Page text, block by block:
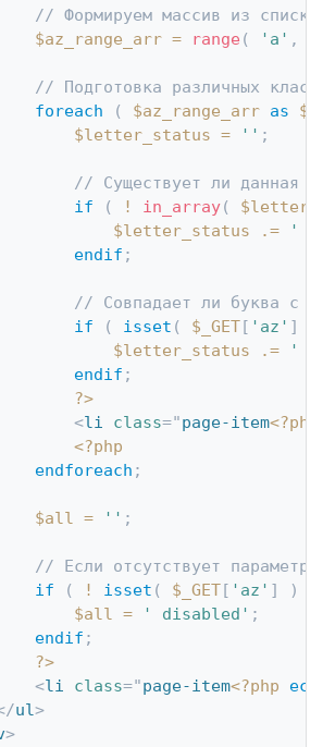
// Формируем массив из
$az_range_arr = range ( 'a' ,
// Подготовка различных
foreach
( $az_range_arr as
$letter_status = '' ;
// Существует ли
if
( ! in_array( $letter
$letter_status
.=
'
endif ;
// Совпадает ли буква с
if
( isset ( $_GET[ 'az' ]
$letter_status
.=
'
endif ;
?>
<li class="page-item<?php
<?php
endforeach ;
$all = '' ;
// Если отсутствует
if
( ! isset ( $_GET[ 'az' ] )
$all = ' disabled' ;
endif ;
?>
<li class="page-item<?php
ul>
>